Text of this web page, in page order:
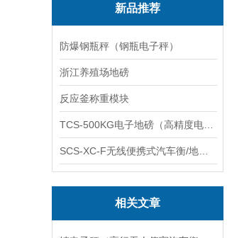
新品推荐
防爆钢瓶秤（钢瓶电子秤）
浙江养殖场地磅
反应釜称重模块
相关文章